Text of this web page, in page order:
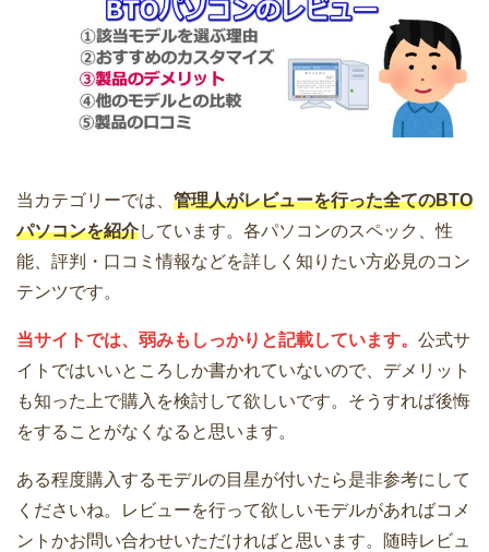
当カテゴリーでは、 管理人がレビューを行った全てのBTO
パソコンを紹介しています。各パソコンのスペック、性
能、評判・口コミ情報などを詳しく知りたい方必見のコン
テンツです。
当サイトでは、弱みもしっかりと記載しています。 公式サ
イトではいいところしか書かれていないので、デメリット
も知った上で購入を検討して欲しいです。そうすれば後悔
をすることがなくなると思います。
ある程度購入するモデルの目星が付いたら是非参考にして
くださいね。レビューを行って欲しいモデルがあればコメ
ントかお問い合わせいただければと思います。随時レビュ